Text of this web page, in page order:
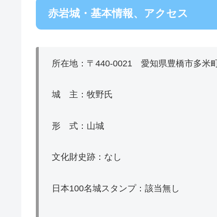
赤岩城・基本情報、アクセス
所在地：〒440-0021 愛知県豊橋市多米
城 主：牧野氏
形 式：山城
文化財史跡：なし
日本100名城スタンプ：該当無し